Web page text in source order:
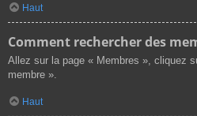
Haut
Comment rechercher des
Allez sur la page « Membres », cliquez
membre ».
Haut